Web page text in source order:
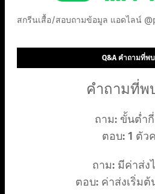
สกรีนเสื้อ/สอบถามข้อมูล แอดไลน์
Q&A คำถามที่พ
คำถามที่พ
ถาม: ขั้นต่ำ
ตอบ: 1 ตัว
ถาม: มีค่าส่ง
ตอบ: ค่าส่งเริ่มต้